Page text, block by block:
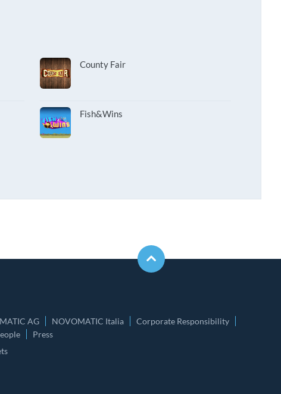
County Fair
Fish&Wins
AG NOVOMATIC Italia
Corporate Responsibility
Press